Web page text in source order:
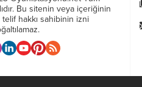
Bu sitenin veya içeriğinin
telif hakkı sahibinin izni